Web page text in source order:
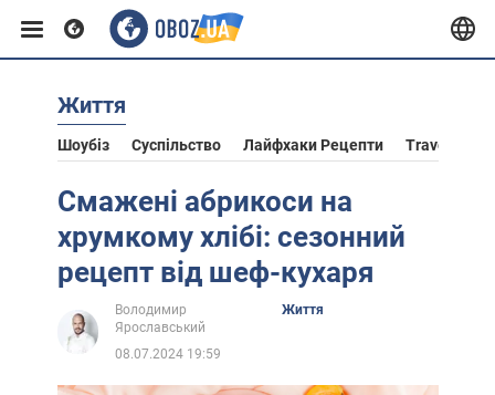
Європа
США
Африка
Життя
Шоубіз Суспільство Лайфхаки Рецепти Travel
Смажені абрикоси на
хрумкому хлібі: сезонний
рецепт від шеф-кухаря
Володимир
Ярославський
Життя
08.07.2024 19:59